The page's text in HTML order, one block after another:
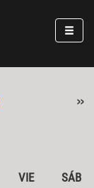
»
VIE
SÁB